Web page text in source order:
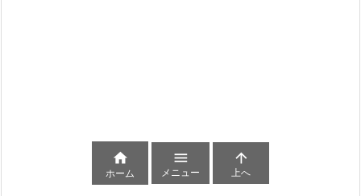

ホーム

メニュー

上へ